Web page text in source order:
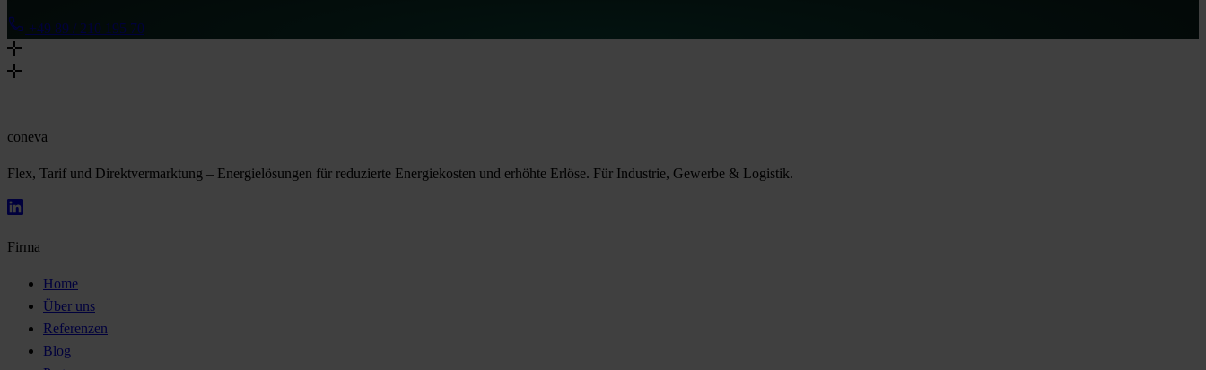
+49 89 / 210 195 70
coneva
Flex, Tarif und Direktvermarktung – Energielösungen für reduzierte Energiekosten und erhöhte Erlöse. Für Industrie, Gewerbe & Logistik.
Firma
Home
Über uns
Referenzen
Blog